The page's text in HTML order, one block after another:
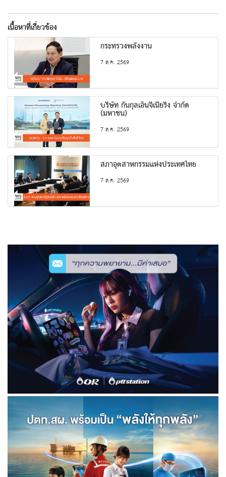
เนื้อหาที่เกี่ยวข้อง
กระทรวงพลังงาน
7 ส.ค. 2569
บริษัท กันกุลเอ็นจิเนียริ่ง จำกัด
(มหาชน)
7 ส.ค. 2569
สภาอุตสาหกรรมแห่งประเทศไทย
7 ส.ค. 2569